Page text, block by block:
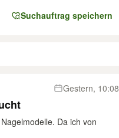
Suchauftrag speichern
Gestern, 10:08
Da ich von